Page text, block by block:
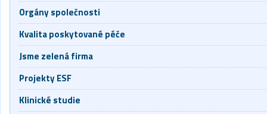
Orgány společnosti
Kvalita poskytované péče
Jsme zelená firma
Projekty ESF
Klinické studie